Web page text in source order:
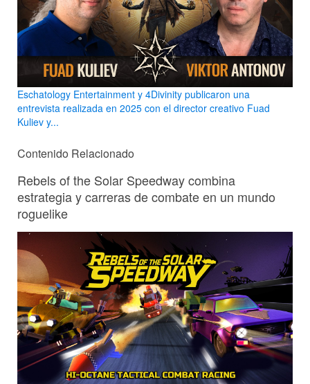
Eschatology Entertainment y 4Divinity publicaron una
entrevista realizada en 2025 con el director creativo Fuad
Kuliev y...
Contenido Relacionado
Rebels of the Solar Speedway combina
estrategia y carreras de combate en un mundo
roguelike